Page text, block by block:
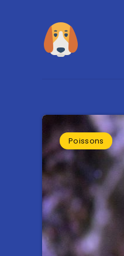
Poissons